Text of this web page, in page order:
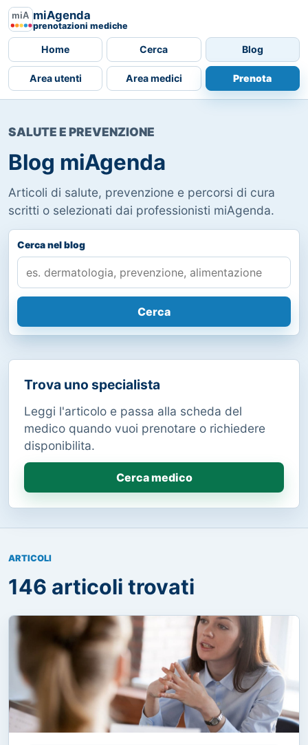
miAgenda
prenotazioni mediche
Home Cerca Blog
Area utenti Area medici Prenota
SALUTE E PREVENZIONE
Blog miAgenda
Articoli di salute, prevenzione e percorsi di cura
scritti o selezionati dai professionisti miAgenda.
Cerca nel blog
Cerca
Trova uno specialista
Leggi l'articolo e passa alla scheda del
medico quando vuoi prenotare o richiedere
disponibilita.
Cerca medico
ARTICOLI
146 articoli trovati